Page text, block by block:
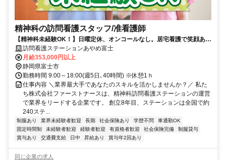
精神科の訪問看護スタッフ/准看護師
【精神科未経験OK！】日曜定休、オンコールなし。居宅看護で笑顔あふ
れる毎日をサポート。
訪問看護ステーションあやめ富士
月給353,000円以上
静岡県富士市
勤務時間 9:00～18:00(週5日､40時間) ※休憩1ｈ
仕事内容 ＼業界最大手であなたのスキルを活かしませんか？／ 私た
ち株式会社ファーストナースは、精神科訪問看護ステーションの運営
で業界をリードする企業です。 創立8年目、ステーションは全国で約
240ステ...
制服あり 業界未経験者歓迎 長期 社会保険あり 学歴不問
車通勤OK
固定時間制
未経験者歓迎 経験者歓迎 有資格者歓迎 社会保険完備
制服貸与
賞与あり
交通費支給 日中 昇給あり 賞与年2回あり
同じ企業の求人